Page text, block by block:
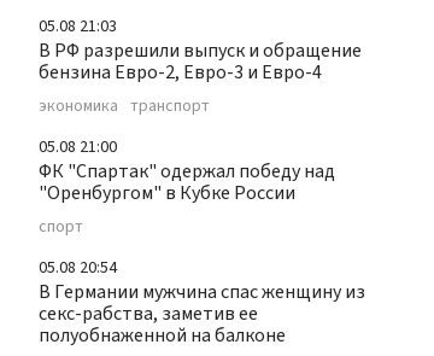
05.08 21:03
В РФ разрешили выпуск и обращение
бензина Евро-2, Евро-3 и Евро-4
экономика транспорт
05.08 21:00
ФК "Спартак" одержал победу над
"Оренбургом" в Кубке России
спорт
05.08 20:54
В Германии мужчина спас женщину из
секс-рабства, заметив ее
полуобнаженной на балконе